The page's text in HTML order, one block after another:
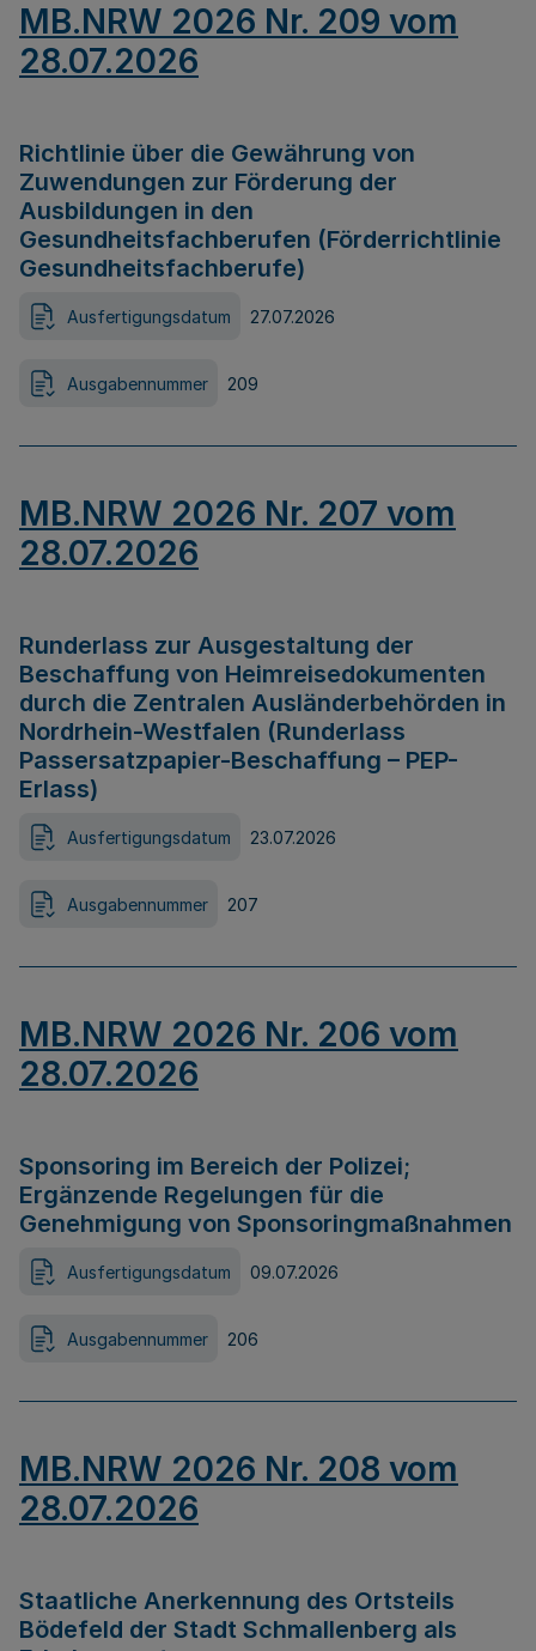
MB.NRW 2026 Nr. 209 vom
28.07.2026
Richtlinie über die Gewährung von
Zuwendungen zur Förderung der
Ausbildungen in den
Gesundheitsfachberufen (Förderrichtlinie
Gesundheitsfachberufe)
Ausfertigungsdatum 27.07.2026
Ausgabennummer 209
MB.NRW 2026 Nr. 207 vom
28.07.2026
Runderlass zur Ausgestaltung der
Beschaffung von Heimreisedokumenten
durch die Zentralen Ausländerbehörden in
Nordrhein-Westfalen (Runderlass
Passersatzpapier-Beschaffung – PEP-
Erlass)
Ausfertigungsdatum 23.07.2026
Ausgabennummer 207
MB.NRW 2026 Nr. 206 vom
28.07.2026
Sponsoring im Bereich der Polizei;
Ergänzende Regelungen für die
Genehmigung von Sponsoringmaßnahmen
Ausfertigungsdatum 09.07.2026
Ausgabennummer 206
MB.NRW 2026 Nr. 208 vom
28.07.2026
Staatliche Anerkennung des Ortsteils
Bödefeld der Stadt Schmallenberg als